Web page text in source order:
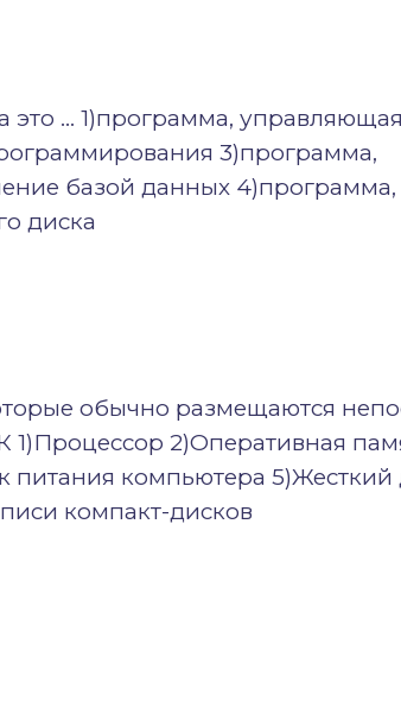
это … 1)программа,
3)программа,
базой данных 4)программа,
диска
обычно размещаются
1)Процессор 2)Оперативная
питания компьютера 5)Жесткий
компакт-дисков